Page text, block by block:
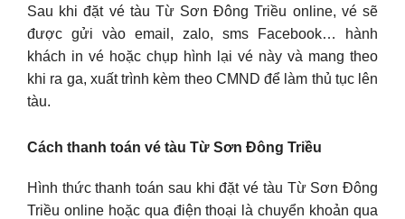
Sau khi đặt vé tàu Từ Sơn Ðông Triều online, vé sẽ
được gửi vào email, zalo, sms Facebook… hành
khách in vé hoặc chụp hình lại vé này và mang theo
khi ra ga, xuất trình kèm theo CMND để làm thủ tục lên
tàu.
Cách thanh toán vé tàu Từ Sơn Ðông Triều
Hình thức thanh toán sau khi đặt vé tàu Từ Sơn Ðông
Triều online hoặc qua điện thoại là chuyển khoản qua